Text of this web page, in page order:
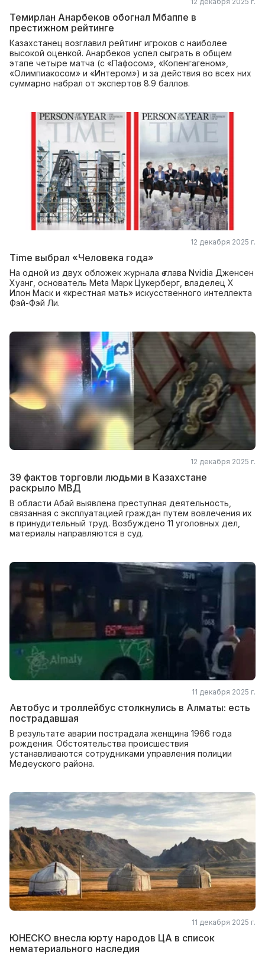
Темирлан Анарбеков обогнал Мбаппе в
престижном рейтинге
Казахстанец возглавил рейтинг игроков с наиболее
высокой оценкой. Анарбеков успел сыграть в общем
этапе четыре матча (с «Пафосом», «Копенгагеном»,
«Олимпиакосом» и «Интером») и за действия во всех них
суммарно набрал от экспертов 8.9 баллов.
12 декабря 2025 г.
Time выбрал «Человека года»
На одной из двух обложек журнала ө глава Nvidia Дженсен
Хуанг, основатель Meta Марк Цукерберг, владелец X
Илон Маск и «крестная мать» искусственного интеллекта
Фэй-Фэй Ли.
12 декабря 2025 г.
39 фактов торговли людьми в Казахстане
раскрыло МВД
В области Абай выявлена преступная деятельность,
связанная с эксплуатацией граждан путем вовлечения их
в принудительный труд. Возбуждено 11 уголовных дел,
материалы направляются в суд.
11 декабря 2025 г.
Автобус и троллейбус столкнулись в Алматы: есть
пострадавшая
В результате аварии пострадала женщина 1966 года
рождения. Обстоятельства происшествия
устанавливаются сотрудниками управления полиции
Медеуского района.
11 декабря 2025 г.
ЮНЕСКО внесла юрту народов ЦА в список
нематериального наследия